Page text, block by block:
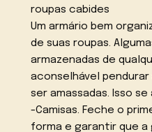
roupas cabides
Um armário bem
de suas roupas.
armazenadas de
aconselhável
ser amassadas. Isso se
-Camisas. Feche o
forma e garantir que a